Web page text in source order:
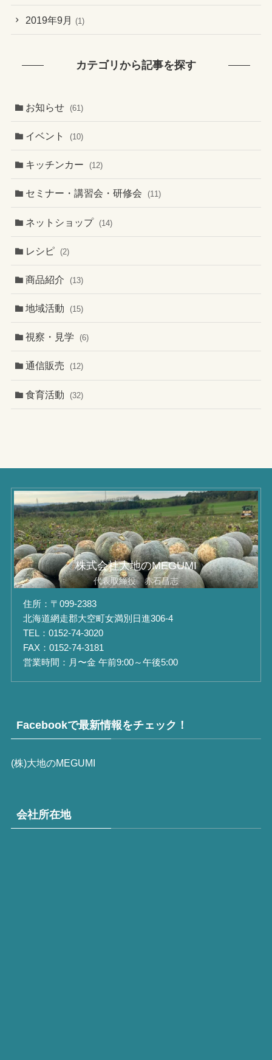
2019年9月 (1)
カテゴリから記事を探す
お知らせ (61)
イベント (10)
キッチンカー (12)
セミナー・講習会・研修会 (11)
ネットショップ (14)
レシピ (2)
商品紹介 (13)
地域活動 (15)
視察・見学 (6)
通信販売 (12)
食育活動 (32)
株式会社大地のMEGUMI
代表取締役 赤石昌志
住所：〒099-2383
北海道網走郡大空町女満別日進306-4
TEL：0152-74-3020
FAX：0152-74-3181
営業時間：月〜金 午前9:00～午後5:00
Facebookで最新情報をチェック！
(株)大地のMEGUMI
会社所在地